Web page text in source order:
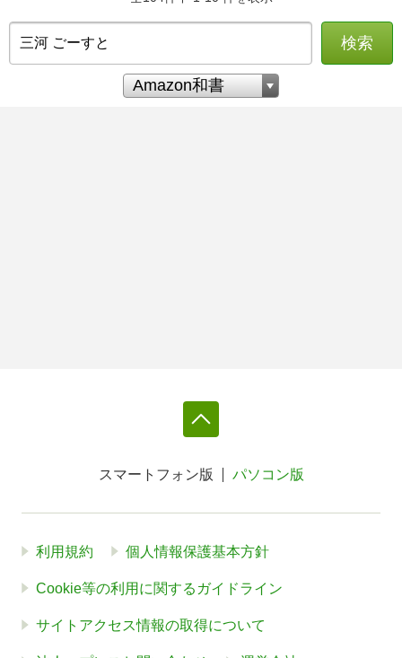
検索
スマートフォン版 パソコン版
利用規約 個人情報保護基本方針
Cookie等の利用に関するガイドライン
サイトアクセス情報の取得について